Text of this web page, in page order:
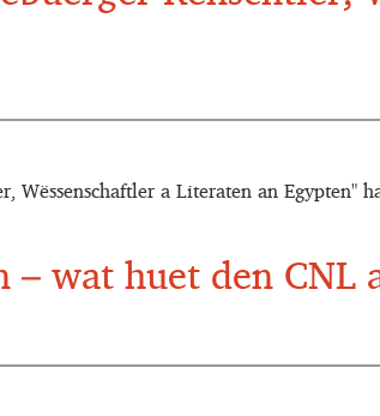
Wëssenschaftler a Literaten an Egypten"
– wat huet den CNL